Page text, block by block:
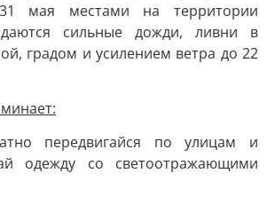
мая местами на территории
сильные дожди, ливни в
градом и усилением ветра до 22
передвигайся по улицам и
одежду со светоотражающими